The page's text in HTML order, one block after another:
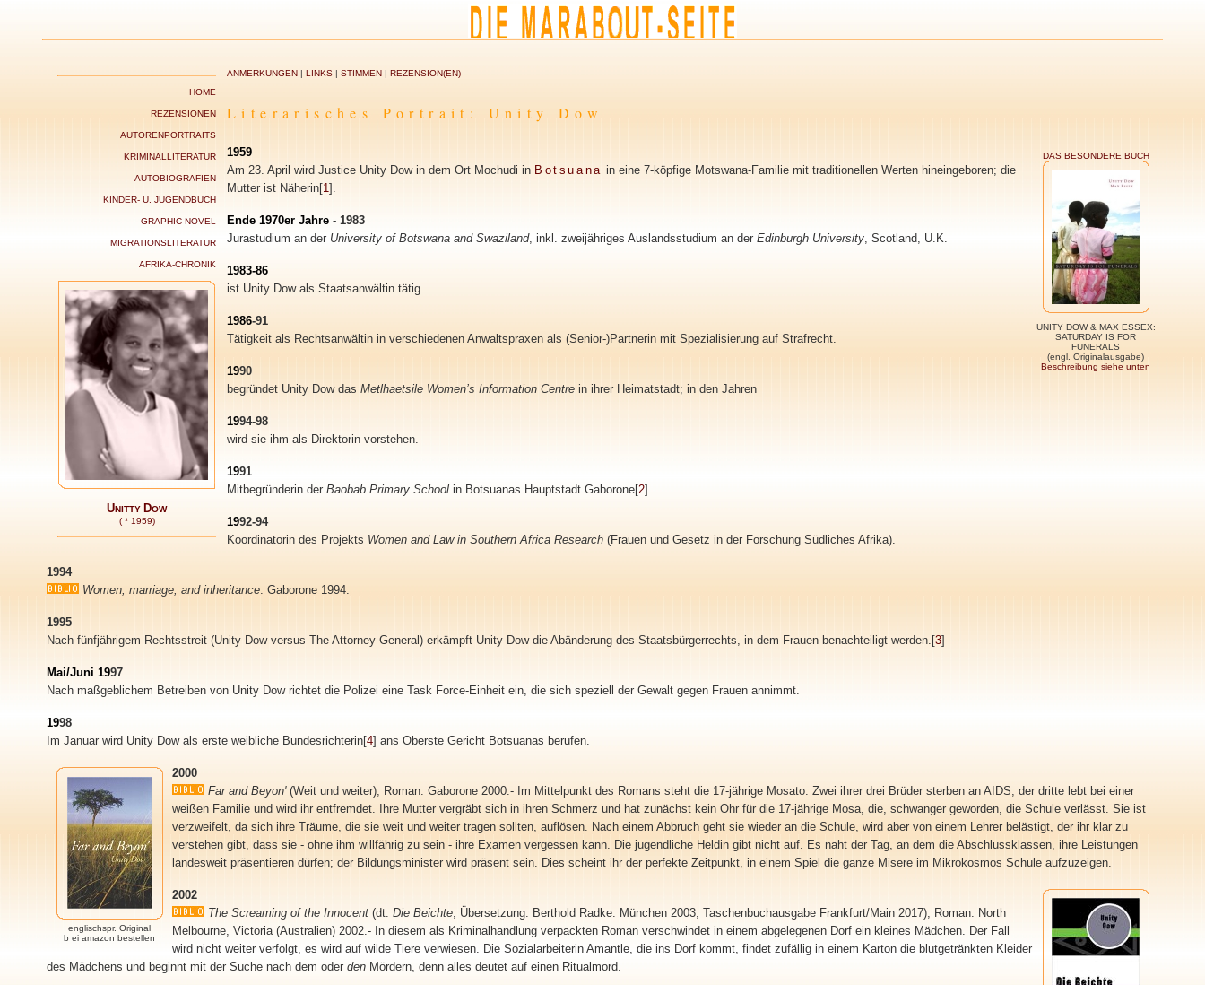
HOME
REZENSIONEN
AUTORENPORTRAITS
KRIMINALLITERATUR
AUTOBIOGRAFIEN
KINDER- U. JUGENDBUCH
GRAPHIC NOVEL
MIGRATIONSLITERATUR
AFRIKA-CHRONIK
UNITTY DOW
( * 1959)
ANMERKUNGEN | LINKS | STIMMEN | REZENSION(EN)
Literarisches Portrait: Unity Dow
DAS BESONDERE BUCH
UNITY DOW & MAX ESSEX:
SATURDAY IS FOR
FUNERALS
(engl. Originalausgabe)
Beschreibung siehe unten
1959
Am 23. April wird Justice Unity Dow in dem Ort Mochudi in Botsuana in eine 7-köpfige Motswana-Familie mit traditionellen Werten hineingeboren; die
Mutter ist Näherin[1 ].
Ende 1970er Jahre - 1983
Jurastudium an der University of Botswana and Swaziland, inkl. zweijähriges Auslandsstudium an der Edinburgh University , Scotland, U.K.
1983-86
ist Unity Dow als Staatsanwältin tätig.
1986-91
Tätigkeit als Rechtsanwältin in verschiedenen Anwaltspraxen als (Senior-)Partnerin mit Spezialisierung auf Strafrecht.
1990
begründet Unity Dow das Metlhaetsile Women’s Information Centre in ihrer Heimatstadt; in den Jahren
1994-98
wird sie ihm als Direktorin vorstehen.
1991
Mitbegründerin der Baobab Primary School in Botsuanas Hauptstadt Gaborone[2].
1992-94
Koordinatorin des Projekts Women and Law in Southern Africa Research (Frauen und Gesetz in der Forschung Südliches Afrika).
1994
Women, marriage, and inheritance . Gaborone 1994.
1995
Nach fünfjährigem Rechtsstreit (Unity Dow versus The Attorney General) erkämpft Unity Dow die Abänderung des Staatsbürgerrechts, in dem Frauen benachteiligt werden.[3]
Mai/Juni 1997
Nach maßgeblichem Betreiben von Unity Dow richtet die Polizei eine Task Force-Einheit ein, die sich speziell der Gewalt gegen Frauen annimmt.
1998
Im Januar wird Unity Dow als erste weibliche Bundesrichterin[4] ans Oberste Gericht Botsuanas berufen.
englischspr. Original
b ei amazon bestellen
2000
Far and Beyon'(Weit und weiter), Roman. Gaborone 2000.- Im Mittelpunkt des Romans steht die 17-jährige Mosato. Zwei ihrer drei Brüder sterben an AIDS, der dritte lebt bei einer
weißen Familie und wird ihr entfremdet. Ihre Mutter vergräbt sich in ihren Schmerz und hat zunächst kein Ohr für die 17-jährige Mosa, die, schwanger geworden, die Schule verlässt. Sie ist
verzweifelt, da sich ihre Träume, die sie weit und weiter tragen sollten, auflösen. Nach einem Abbruch geht sie wieder an die Schule, wird aber von einem Lehrer belästigt, der ihr klar zu
verstehen gibt, dass sie - ohne ihm willfährig zu sein - ihre Examen vergessen kann. Die jugendliche Heldin gibt nicht auf. Es naht der Tag, an dem die Abschlussklassen, ihre Leistungen
landesweit präsentieren dürfen; der Bildungsminister wird präsent sein. Dies scheint ihr der perfekte Zeitpunkt, in einem Spiel die ganze Misere im Mikrokosmos Schule aufzuzeigen.
2002
The Screaming of the Innocent (dt: Die Beichte; Übersetzung: Berthold Radke. München 2003; Taschenbuchausgabe Frankfurt/Main 2017), Roman. North
Melbourne, Victoria (Australien) 2002.- In diesem als Kriminalhandlung verpackten Roman verschwindet in einem abgelegenen Dorf ein kleines Mädchen. Der Fall
wird nicht weiter verfolgt, es wird auf wilde Tiere verwiesen. Die Sozialarbeiterin Amantle, die ins Dorf kommt, findet zufällig in einem Karton die blutgetränkten Kleider
des Mädchens und beginnt mit der Suche nach dem oder den Mördern, denn alles deutet auf einen Ritualmord.